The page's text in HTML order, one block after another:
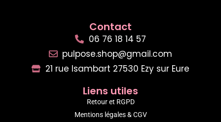
Contact
06 76 18 14 57
pulpose.shop@gmail.com
21 rue Isambart 27530 Ezy sur Eure
Liens utiles
Mentions légales & CGV
Retour et RGPD